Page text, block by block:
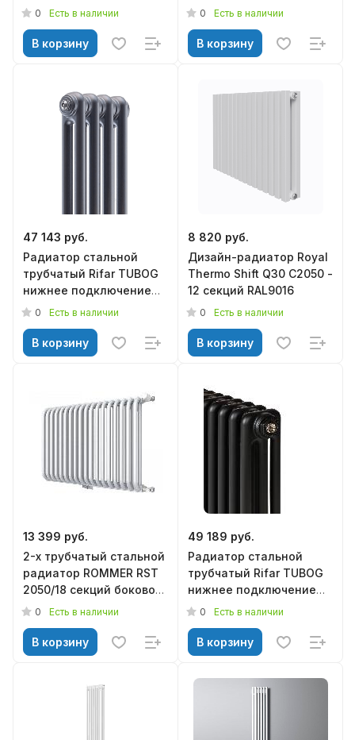
0 Есть в наличии
В корзину
муар+кронштейн
0 Есть в наличии
В корзину
47 143 руб.
Радиатор стальной
трубчатый Rifar TUBOG
нижнее подключение
TUB 2180-10-DV1-
0 Есть в наличии
В корзину
8 820 руб.
Дизайн-радиатор Royal
Thermo Shift Q30 C2050 -
12 секций RAL9016
0 Есть в наличии
В корзину
13 399 руб.
2-х трубчатый стальной
радиатор ROMMER RST
2050/18 секций боковое
подключение RAL9016
0 Есть в наличии
В корзину
49 189 руб.
Радиатор стальной
трубчатый Rifar TUBOG
нижнее подключение
TUB 3057-16-DV1-AN
0 Есть в наличии
В корзину